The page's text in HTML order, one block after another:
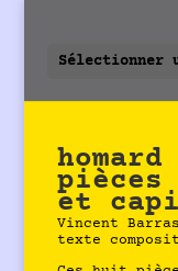
Sélectionner
pièces
et
Vincent
texte